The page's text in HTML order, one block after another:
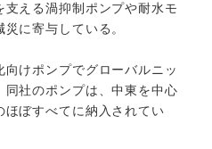
える渦抑制ポンプや耐水モ
に寄与している。
向けポンプでグローバルニッ
社のポンプは、中東を中心
ほぼすべてに納入されてい